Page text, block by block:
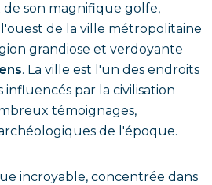
de son magnifique golfe,
de la ville métropolitaine
grandiose et verdoyante
. La ville est l'un des endroits
influencés par la civilisation
témoignages,
de l'époque.
incroyable, concentrée dans